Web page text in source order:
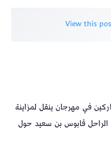
View this
في مهرجان ينقل لمزاينة
الراحل قابوس بن سعيد حول